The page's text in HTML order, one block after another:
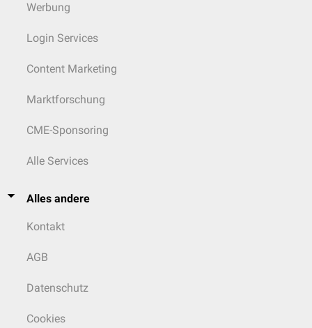
Werbung
Login Services
Content Marketing
Marktforschung
CME-Sponsoring
Alle Services
Alles andere
Kontakt
AGB
Datenschutz
Cookies